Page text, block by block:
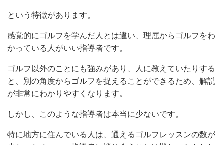
という特徴があります。
感覚的にゴルフを学んだ人とは違い、理屈からゴルフをわ
かっている人がいい指導者です。
ゴルフ以外のことにも強みがあり、人に教えていたりする
と、別の角度からゴルフを捉えることができるため、解説
が非常にわかりやすくなります。
しかし、このような指導者は本当に少ないです。
特に地方に住んでいる人は、通えるゴルフレッスンの数が